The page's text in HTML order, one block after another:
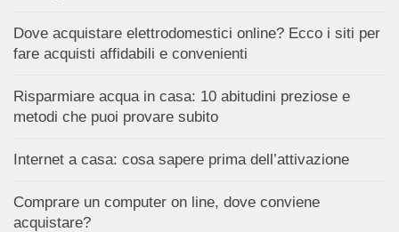
Dove acquistare elettrodomestici online? Ecco i siti per
fare acquisti affidabili e convenienti
Risparmiare acqua in casa: 10 abitudini preziose e
metodi che puoi provare subito
Internet a casa: cosa sapere prima dell’attivazione
Comprare un computer on line, dove conviene
acquistare?